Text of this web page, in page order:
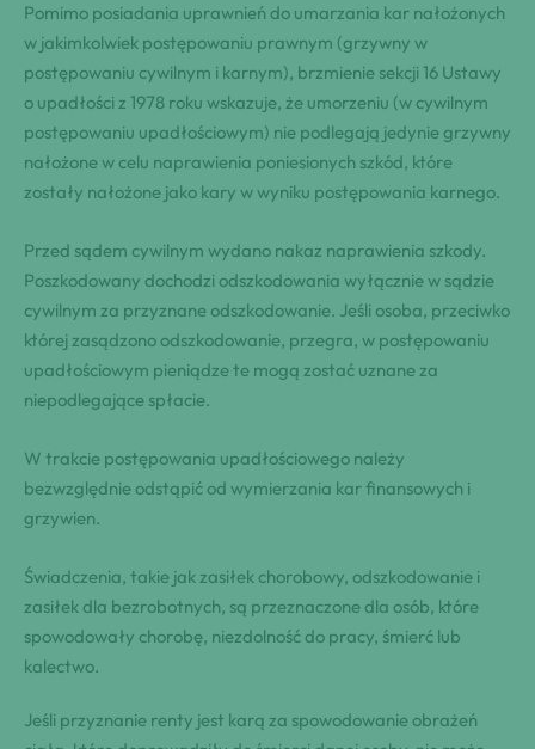
Pomimo posiadania uprawnień do umarzania kar nałożonych
w jakimkolwiek postępowaniu prawnym (grzywny w
postępowaniu cywilnym i karnym), brzmienie sekcji 16 Ustawy
o upadłości z 1978 roku wskazuje, że umorzeniu (w cywilnym
postępowaniu upadłościowym) nie podlegają jedynie grzywny
nałożone w celu naprawienia poniesionych szkód, które
zostały nałożone jako kary w wyniku postępowania karnego.
Przed sądem cywilnym wydano nakaz naprawienia szkody.
Poszkodowany dochodzi odszkodowania wyłącznie w sądzie
cywilnym za przyznane odszkodowanie. Jeśli osoba, przeciwko
której zasądzono odszkodowanie, przegra, w postępowaniu
upadłościowym pieniądze te mogą zostać uznane za
niepodlegające spłacie.
W trakcie postępowania upadłościowego należy
bezwzględnie odstąpić od wymierzania kar finansowych i
grzywien.
Świadczenia, takie jak zasiłek chorobowy, odszkodowanie i
zasiłek dla bezrobotnych, są przeznaczone dla osób, które
spowodowały chorobę, niezdolność do pracy, śmierć lub
kalectwo.
Jeśli przyznanie renty jest karą za spowodowanie obrażeń